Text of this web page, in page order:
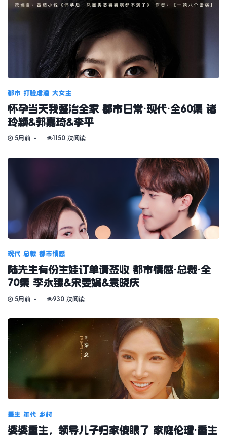
都市 打脸虐渣 大女主
怀孕当天我整治全家 都市日常·现代·全60集 诸
玲颖&郭嘉琦&李平
5月前 1150 次阅读
现代 总裁 都市情感
陆先生有份生娃订单请签收 都市情感·总裁·全
70集 李永臻&宋雯娟&袁晓庆
5月前 930 次阅读
重生 年代 乡村
婆婆重生，领导儿子归家傻眼了 家庭伦理·重生